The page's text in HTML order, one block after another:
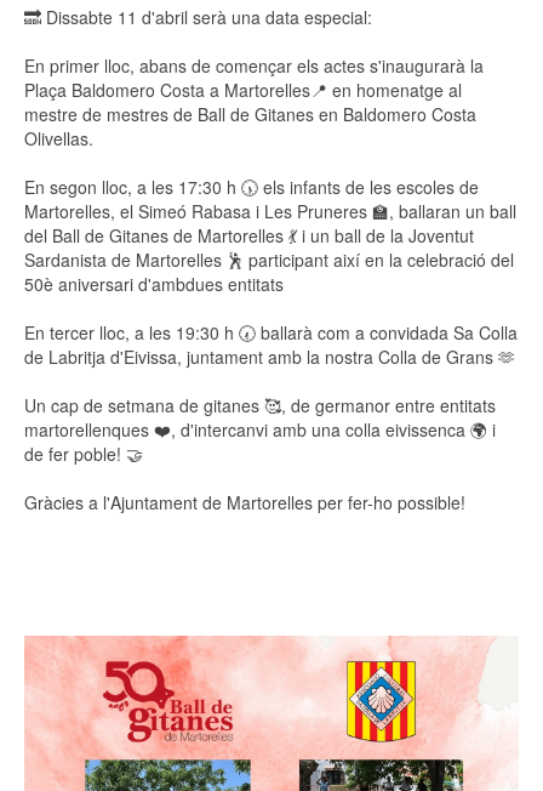
🔜 Dissabte 11 d'abril serà una data especial:
En primer lloc, abans de començar els actes s'inaugurarà la
Plaça Baldomero Costa a Martorelles📍 en homenatge al
mestre de mestres de Ball de Gitanes en Baldomero Costa
Olivellas.
En segon lloc, a les 17:30 h 🕠 els infants de les escoles de
Martorelles, el Simeó Rabasa i Les Pruneres 🏫, ballaran un ball
del Ball de Gitanes de Martorelles 💃 i un ball de la Joventut
Sardanista de Martorelles 🕺 participant així en la celebració del
50è aniversari d'ambdues entitats
En tercer lloc, a les 19:30 h 🕢 ballarà com a convidada Sa Colla
de Labritja d'Eivissa, juntament amb la nostra Colla de Grans 🫶
Un cap de setmana de gitanes 🥰, de germanor entre entitats
martorellenques ❤️, d'intercanvi amb una colla eivissenca 🌍 i
de fer poble! 🤝
Gràcies a l'Ajuntament de Martorelles per fer-ho possible!